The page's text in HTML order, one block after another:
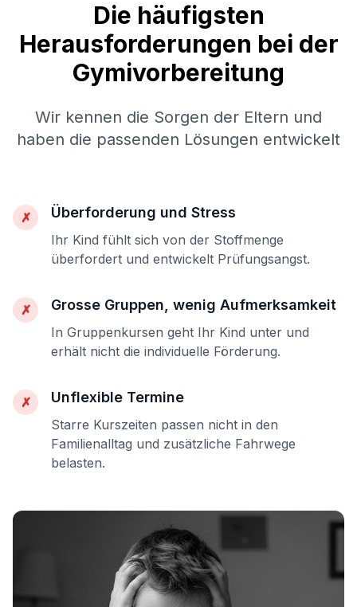
Die häufigsten
Herausforderungen bei der
Gymivorbereitung
Wir kennen die Sorgen der Eltern und
haben die passenden Lösungen entwickelt
✗ Überforderung und Stress
Ihr Kind fühlt sich von der Stoffmenge
überfordert und entwickelt Prüfungsangst.
✗ Grosse Gruppen, wenig Aufmerksamkeit
In Gruppenkursen geht Ihr Kind unter und
erhält nicht die individuelle Förderung.
✗ Unflexible Termine
Starre Kurszeiten passen nicht in den
Familienalltag und zusätzliche Fahrwege
belasten.